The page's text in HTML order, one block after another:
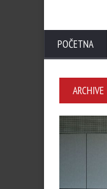
POČETNA
ARCHIVE